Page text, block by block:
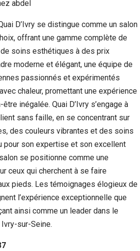
D’Ivry se distingue comme un salon
offrant une gamme complète de
soins esthétiques à des prix
moderne et élégant, une équipe de
passionnés et expérimentés
chaleur, promettant une expérience
inégalée. Quai D’Ivry s’engage à
sans faille, en se concentrant sur
des couleurs vibrantes et des soins
pour son expertise et son excellent
se positionne comme une
ceux qui cherchent à se faire
pieds. Les témoignages élogieux de
l’expérience exceptionnelle que
ainsi comme un leader dans le
sur-Seine.